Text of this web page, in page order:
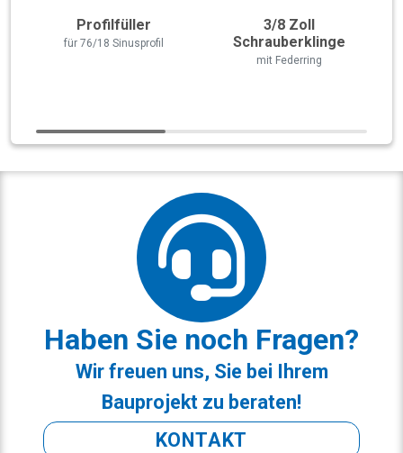
Profilfüller
für 76/18 Sinusprofil
3/8 Zoll
Schrauberklinge
mit Federring
Haben Sie noch Fragen?
Wir freuen uns, Sie bei Ihrem
Bauprojekt zu beraten!
KONTAKT